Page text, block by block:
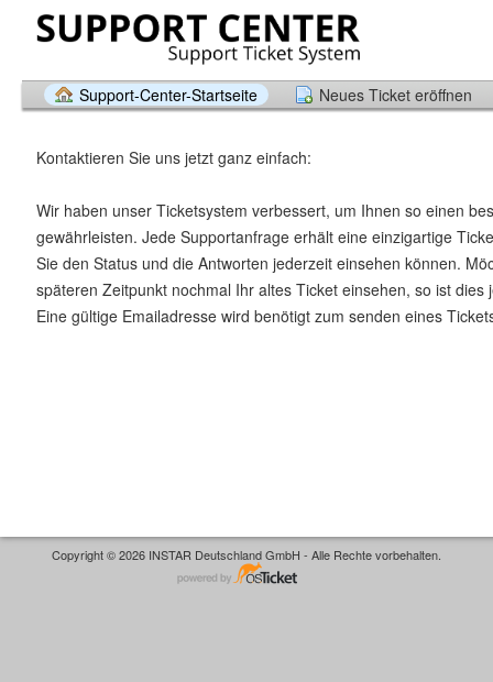
Support-Center-Startseite Neues Ticket eröffnen
Kontaktieren Sie uns jetzt ganz einfach:
Wir haben unser Ticketsystem verbessert, um Ihnen so einen
gewährleisten. Jede Supportanfrage erhält eine einzigartige
Sie den Status und die Antworten jederzeit einsehen können.
späteren Zeitpunkt nochmal Ihr altes Ticket einsehen, so ist dies
Eine gültige Emailadresse wird benötigt zum senden eines
Copyright © 2026 INSTAR Deutschland GmbH - Alle Rechte vorbehalten.